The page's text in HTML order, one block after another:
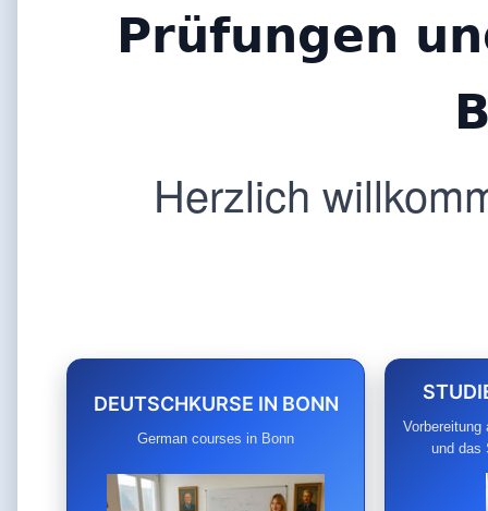
Prüfungen
Herzlich
DEUTSCHKURSE IN BONN
German courses in Bonn
Vorbereitung
und das